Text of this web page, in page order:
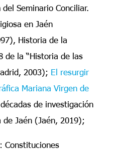
Seminario Conciliar.
en Jaén
Historia de la
de la “Historia de las
2003); El resurgir
Mariana Virgen de
de investigación
Jaén (Jaén, 2019);
Constituciones